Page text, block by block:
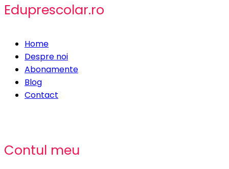
Eduprescolar.ro
Home
Despre noi
Abonamente
Blog
Contact
Contul meu